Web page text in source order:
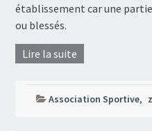
établissement car une
ou blessés.
Lire la suite
Association Sportive,